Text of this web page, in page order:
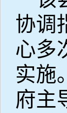
协调
心多
实施
府主